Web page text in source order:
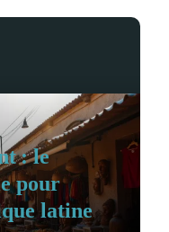
: le
pour
latine